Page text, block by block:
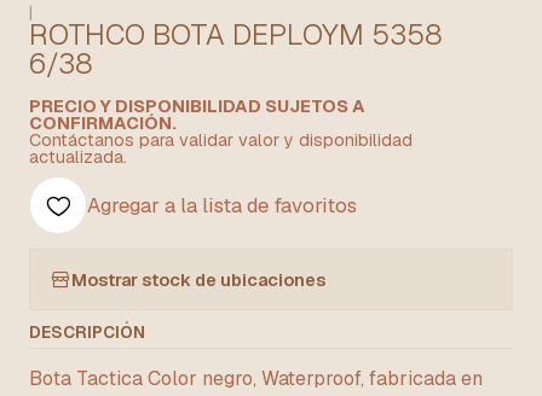
|
ROTHCO BOTA DEPLOYM 5358
6/38
PRECIO Y DISPONIBILIDAD SUJETOS A
CONFIRMACIÓN.
Contáctanos para validar valor y disponibilidad
actualizada.
Agregar a la lista de favoritos
Mostrar stock de ubicaciones
DESCRIPCIÓN
Bota Tactica Color negro, Waterproof, fabricada en